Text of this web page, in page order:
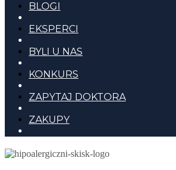
BLOGI
EKSPERCI
BYLI U NAS
KONKURS
ZAPYTAJ DOKTORA
ZAKUPY